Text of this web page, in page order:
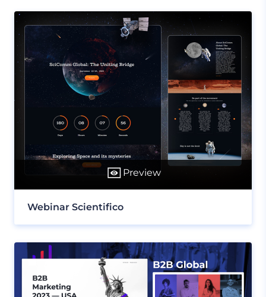
Preview
Webinar Scientifico